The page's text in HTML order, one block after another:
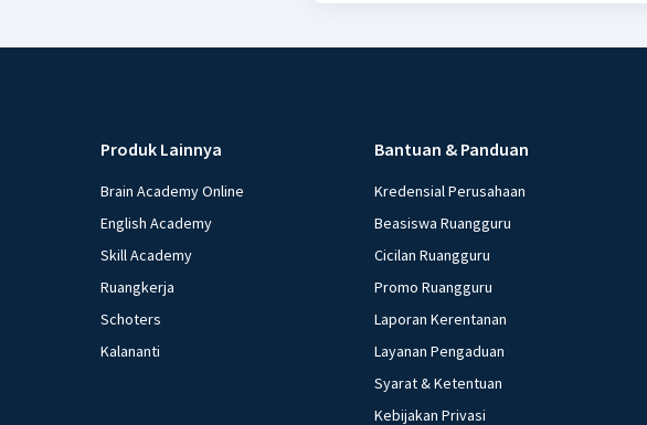
Produk Lainnya
Brain Academy Online
English Academy
Skill Academy
Ruangkerja
Schoters
Kalananti
Bantuan & Panduan
Kredensial Perusahaan
Beasiswa Ruangguru
Cicilan Ruangguru
Promo Ruangguru
Laporan Kerentanan
Layanan Pengaduan
Syarat & Ketentuan
Kebijakan Privasi